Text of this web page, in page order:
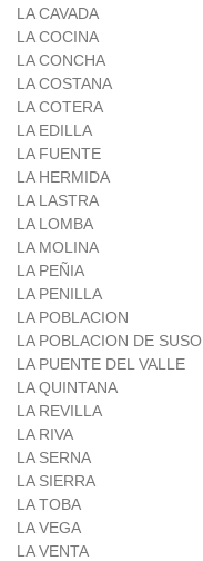
LA CAVADA
LA COCINA
LA CONCHA
LA COSTANA
LA COTERA
LA EDILLA
LA FUENTE
LA HERMIDA
LA LASTRA
LA LOMBA
LA MOLINA
LA PEÑIA
LA PENILLA
LA POBLACION
LA POBLACION DE SUSO
LA PUENTE DEL VALLE
LA QUINTANA
LA REVILLA
LA RIVA
LA SERNA
LA SIERRA
LA TOBA
LA VEGA
LA VENTA